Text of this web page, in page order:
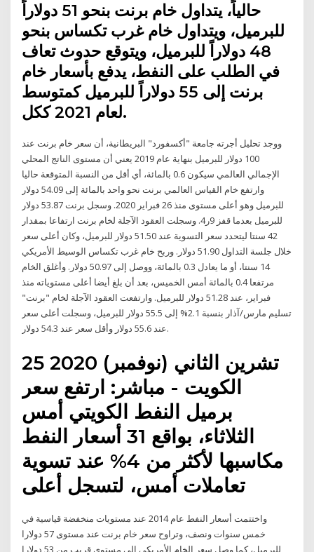
حالياً، يتداول خام برنت بنحو 51 دولاراً
للبرميل، ويتداول خام غرب تكساس بنحو
48 دولاراً للبرميل، ويتوقع حدوث تعاف
في الطلب على النفط، يدفع بأسعار خام
برنت إلى 55 دولاراً للبرميل كمتوسط
لعام 2021 ككل.
ووجد تحليل أجرته جامعة "أكسفورد" البريطانية، أن سعر خام برنت عند
100 دولار للبرميل بنهاية عام 2019 يعني أن مستوى الناتج المحلي
الإجمالي العالمي سيكون 0.6 بالمائة، أي أقل من النسبة المتوقعة حاليا
وارتفع خام القياس العالمي برنت نحو واحد بالمائة إلى 54.09 دولار
للبرميل وهو أعلى مستوى منذ 26 فبراير 2020. وسجل برنت 53.87 دولار
للبرميل بعدما قفز 9ر4. وسجلت العقود الآجلة لخام برنت ارتفاعا بمقدار
42 سنتا ليتحدد سعر التسوية عند 51.50 دولار للبرميل، وكان أعلى سعر
خلال جلسة التداول 51.90 دولار. وربح خام غرب تكساس الوسيط الأمريكي
14 سنتا، أو ما يعادل 0.3 بالمائة، ووصل إلى 50.97 دولار. وأغلق الخام
مرتفعا 0.4 بالمائة أمس الخميس، بعد أن بلغ أيضا أعلى مستوياته منذ
فبراير، عند 51.28 دولار للبرميل. وارتفعت العقود الآجلة لخام "برنت"
تسليم مارس/آذار بنسبة 2.1% إلى 55.5 دولار للبرميل، وسجلت أعلى سعر
عند 55.6 دولار وأقل سعر عند 54.3 دولار.
25 تشرين الثاني (نوفمبر) 2020
الكويت - مباشر: ارتفع سعر
برميل النفط الكويتي أمس
الثلاثاء، بواقع 31 أسعار النفط
مكاسبها لأكثر من 4% عند تسوية
واختتمت أسعار النفط عام 2014 عند مستويات منخفضة قياسية في
خمس سنوات ونصف، وتراوح سعر خام برنت عند مستوى 57 دولارا
للبرميل، كما وصل سعر الخام الأمريكي إلى مستوى قريب من 53 دولارا